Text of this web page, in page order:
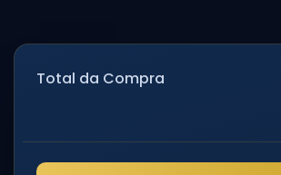
Total da Compra